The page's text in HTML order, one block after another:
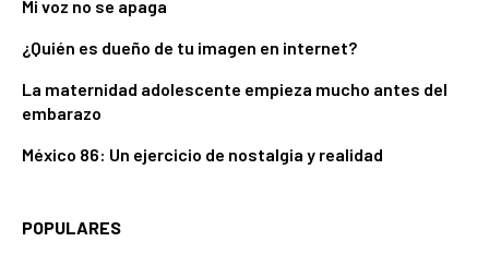
Mi voz no se apaga
¿Quién es dueño de tu imagen en internet?
La maternidad adolescente empieza mucho antes del
embarazo
México 86: Un ejercicio de nostalgia y realidad
POPULARES